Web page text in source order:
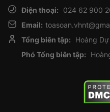
Điện thoại:
024 62 900
Email:
Tổng biên tập:
Hoàng Dự
Phó Tổng biên tập: